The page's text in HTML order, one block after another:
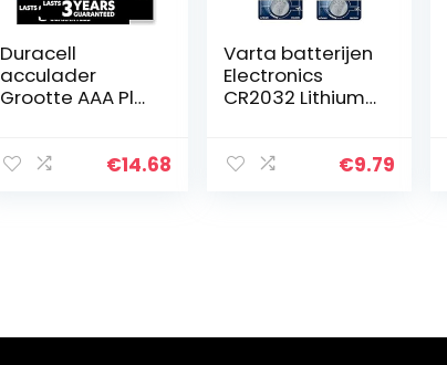
Duracell
acculader
Grootte AAA Plus
€14.68
Varta batterijen
Electronics
CR2032 Lithium
verpakking met
€9.79